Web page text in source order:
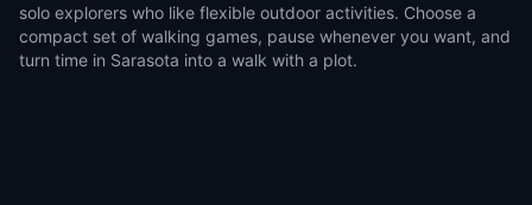
solo explorers who like flexible outdoor activities. Choose a
compact set of walking games, pause whenever you want, and
turn time in Sarasota into a walk with a plot.